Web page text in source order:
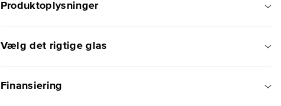
Produktoplysninger
Vælg det rigtige glas
Finansiering